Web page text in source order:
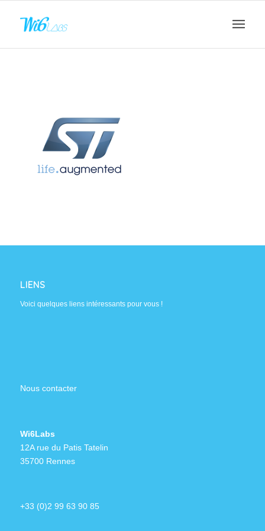
LIENS
Voici quelques liens intéressants pour vous !
Nous contacter
Wi6Labs
12A rue du Patis Tatelin
35700 Rennes
+33 (0)2 99 63 90 85